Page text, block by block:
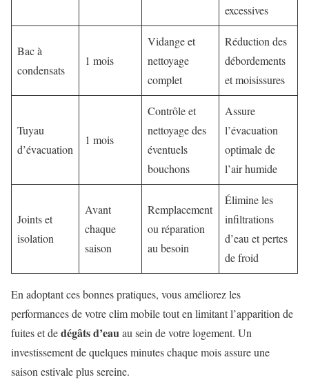
excessives
Bac à
condensats
1 mois
Vidange et
nettoyage
complet
Réduction des
débordements
et moisissures
Tuyau
d’évacuation
1 mois
Contrôle et
nettoyage des
éventuels
bouchons
Assure
l’évacuation
optimale de
l’air humide
Joints et
isolation
Avant
chaque
saison
Remplacement
ou réparation
au besoin
Élimine les
infiltrations
d’eau et pertes
de froid
En adoptant ces bonnes pratiques, vous améliorez les
performances de votre clim mobile tout en limitant l’apparition de
fuites et dedégâts d’eauau sein de votre logement. Un
investissement de quelques minutes chaque mois assure une
saison estivale plus sereine.